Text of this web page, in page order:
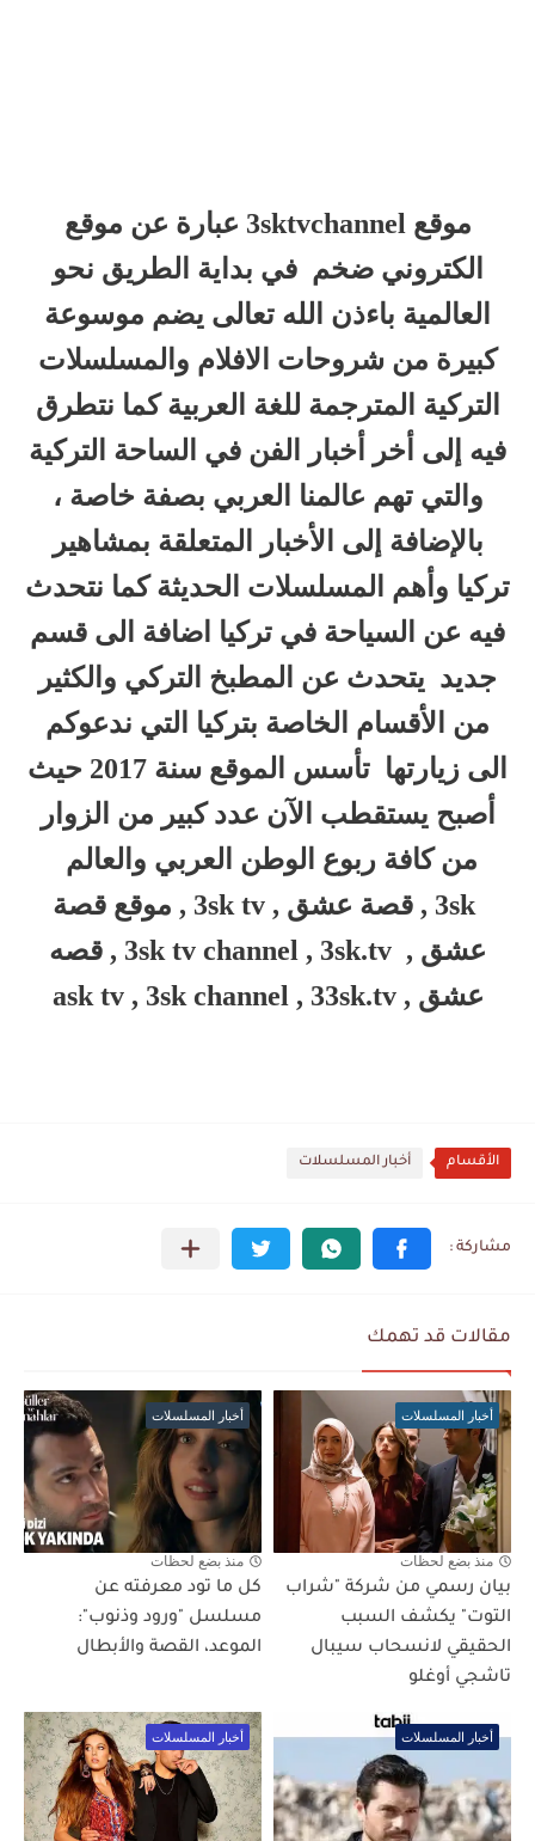
موقع 3sktvchannel عبارة عن موقع
الكتروني ضخم في بداية الطريق نحو
العالمية باءذن الله تعالى يضم موسوعة
كبيرة من شروحات الافلام والمسلسلات
التركية المترجمة للغة العربية كما نتطرق
فيه إلى أخر أخبار الفن في الساحة التركية
والتي تهم عالمنا العربي بصفة خاصة ،
بالإضافة إلى الأخبار المتعلقة بمشاهير
تركيا وأهم المسلسلات الحديثة كما نتحدث
فيه عن السياحة في تركيا اضافة الى قسم
جديد يتحدث عن المطبخ التركي والكثير
من الأقسام الخاصة بتركيا التي ندعوكم
الى زيارتها تأسس الموقع سنة 2017 حيث
أصبح يستقطب الآن عدد كبير من الزوار
من كافة ربوع الوطن العربي والعالم
3sk , قصة عشق , 3sk tv , موقع قصة
عشق , 3sk tv channel , 3sk.tv , قصه
عشق , ask tv , 3sk channel , 33sk.tv
الأقسام أخبار المسلسلات
مقالات قد تهمك
أخبار المسلسلات
منذ بضع لحظات
بيان رسمي من شركة "شراب
التوت" يكشف السبب
الحقيقي لانسحاب سيبال
تاشجي أوغلو
أخبار المسلسلات
منذ بضع لحظات
كل ما تود معرفته عن
مسلسل "ورود وذنوب":
الموعد، القصة والأبطال
أخبار المسلسلات أخبار المسلسلات